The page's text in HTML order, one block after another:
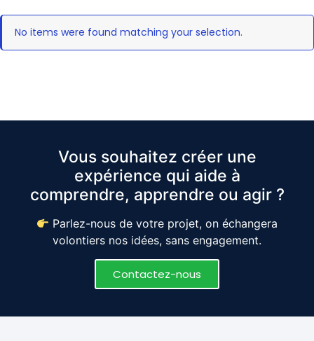
No items were found matching your selection.
Vous souhaitez créer une
expérience qui aide à
comprendre, apprendre ou agir ?
Parlez-nous de votre projet, on échangera
volontiers nos idées, sans engagement.
Contactez-nous